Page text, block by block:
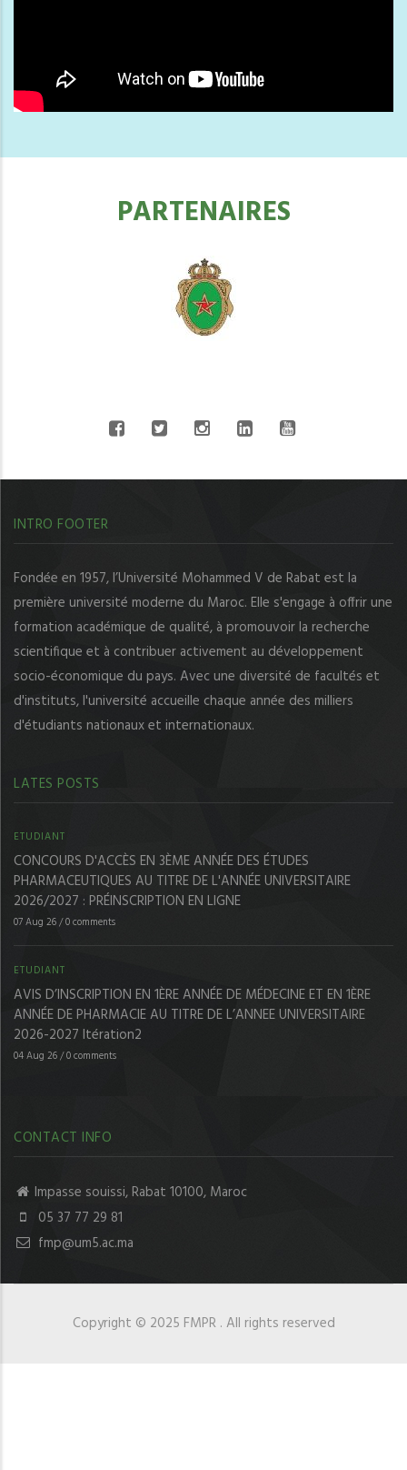
PARTENAIRES
INTRO FOOTER
Fondée en 1957, l’Université Mohammed V de Rabat est la
première université moderne du Maroc. Elle s'engage à offrir une
formation académique de qualité, à promouvoir la recherche
scientifique et à contribuer activement au développement
socio-économique du pays. Avec une diversité de facultés et
d'instituts, l'université accueille chaque année des milliers
d'étudiants nationaux et internationaux.
LATES POSTS
ETUDIANT
CONCOURS D'ACCÈS EN 3ÈME ANNÉE DES ÉTUDES
PHARMACEUTIQUES AU TITRE DE L'ANNÉE UNIVERSITAIRE
2026/2027 : PRÉINSCRIPTION EN LIGNE
07 Aug 26/0 comments
ETUDIANT
AVIS D’INSCRIPTION EN 1ÈRE ANNÉE DE MÉDECINE ET EN 1ÈRE
ANNÉE DE PHARMACIE AU TITRE DE L’ANNEE UNIVERSITAIRE
2026-2027 Itération2
04 Aug 26/0 comments
CONTACT INFO
Impasse souissi, Rabat 10100, Maroc
05 37 77 29 81
fmp@um5.ac.ma
Copyright © 2025 FMPR . All rights reserved